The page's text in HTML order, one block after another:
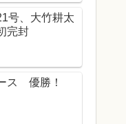
号、大竹耕太
完封
ス 優勝！